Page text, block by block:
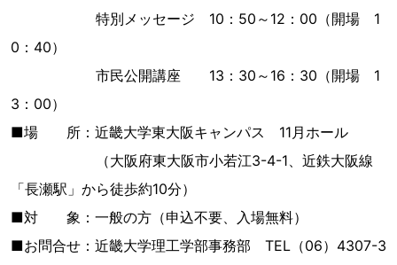
特別メッセージ 10：50～12：00（開場 1
0：40）
市民公開講座 13：30～16：30（開場 1
3：00）
■場 所：近畿大学東大阪キャンパス 11月ホール
（大阪府東大阪市小若江3-4-1、近鉄大阪線
「長瀬駅」から徒歩約10分）
■対 象：一般の方（申込不要、入場無料）
■お問合せ：近畿大学理工学部事務部 TEL（06）4307-3